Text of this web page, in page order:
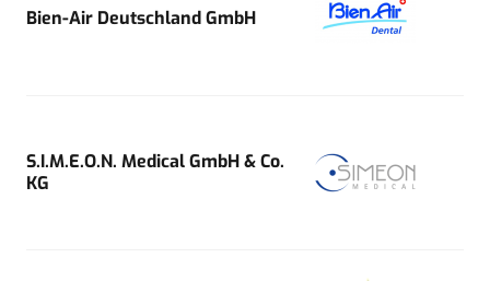
Bien-Air Deutschland GmbH
S.I.M.E.O.N. Medical GmbH & Co.
KG